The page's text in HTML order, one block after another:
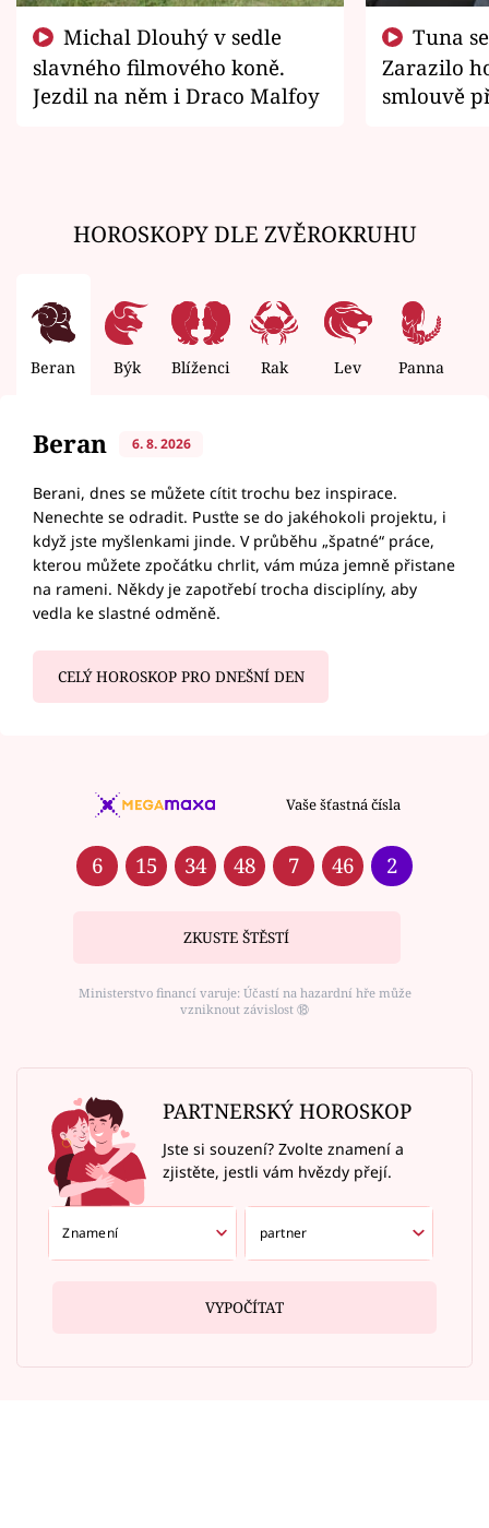
slavného filmového koně.
Jezdil na něm i Draco Malfoy
Zarazilo
smlouvě
HOROSKOPY DLE ZVĚROKRUHU
Beran Býk Blíženci Rak Lev Panna
Beran 6. 8. 2026
Berani, dnes se můžete cítit trochu bez inspirace.
Nenechte se odradit. Pusťte se do jakéhokoli projektu, i
když jste myšlenkami jinde. V průběhu „špatné“ práce,
kterou můžete zpočátku chrlit, vám múza jemně přistane
na rameni. Někdy je zapotřebí trocha disciplíny, aby
vedla ke slastné odměně.
CELÝ HOROSKOP PRO DNEŠNÍ DEN
Vaše šťastná čísla
6 15 34 48 7 46 2
ZKUSTE ŠTĚSTÍ
Ministerstvo financí varuje: Účastí na hazardní hře může
vzniknout závislost ⑱
PARTNERSKÝ HOROSKOP
Jste si souzení? Zvolte znamení a
zjistěte, jestli vám hvězdy přejí.
VYPOČÍTAT